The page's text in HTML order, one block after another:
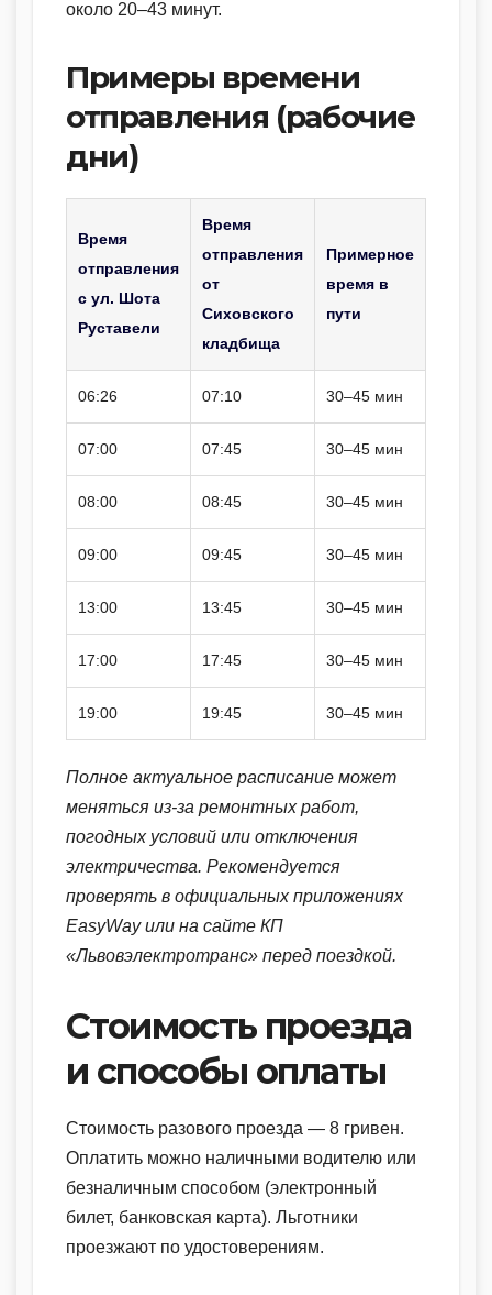
около 20–43 минут.
Примеры времени
отправления (рабочие
дни)
Время
отправления
с ул. Шота
Руставели
Время
отправления
от
Сиховского
кладбища
Примерное
время в
пути
06:26 07:10 30–45 мин
07:00 07:45 30–45 мин
08:00 08:45 30–45 мин
09:00 09:45 30–45 мин
13:00 13:45 30–45 мин
17:00 17:45 30–45 мин
19:00 19:45 30–45 мин
Полное актуальное расписание может
меняться из-за ремонтных работ,
погодных условий или отключения
электричества. Рекомендуется
проверять в официальных приложениях
EasyWay или на сайте КП
«Львовэлектротранс» перед поездкой.
Стоимость проезда
и способы оплаты
Стоимость разового проезда — 8 гривен.
Оплатить можно наличными водителю или
безналичным способом (электронный
билет, банковская карта). Льготники
проезжают по удостоверениям.